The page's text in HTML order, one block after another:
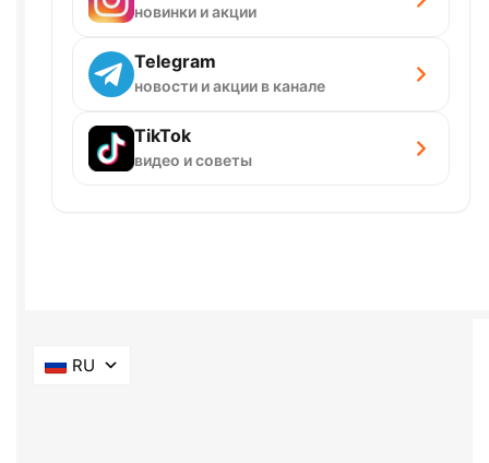
новинки и акции
Telegram
новости и акции в канале
TikTok
видео и советы
RU